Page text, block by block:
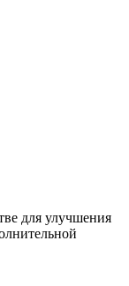
для улучшения